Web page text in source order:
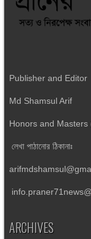
Publisher and Editor
Md Shamsul Arif
Honors and
লেখা পাঠানোর ঠিকানাঃ
ARCHIVES